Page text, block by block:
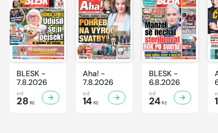
BLESK -
7.8.2026
od
28 Kč
Aha! -
7.8.2026
od
14Kč
BLESK -
6.8.2026
od
24Kč